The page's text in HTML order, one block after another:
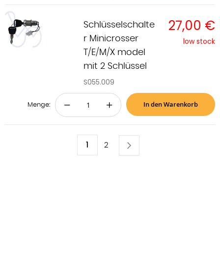
Schlüsselschalte
r Minicrosser
T/E/M/X model
mit 2 Schlüssel
S055.009
27,00 €
low stock
Menge: − + In den Warenkorb
Sie
1 Seite
2